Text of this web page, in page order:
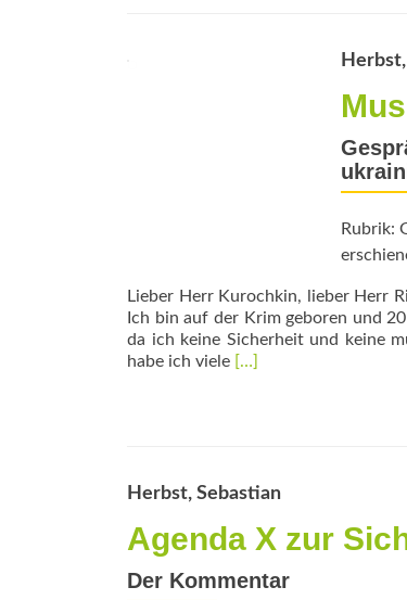
Rubrik:
Lieber Herr Kurochkin, lieber Herr
Ich bin auf der Krim geboren und
da ich keine Sicherheit und keine
habe ich viele Read
[…]
Herbst, Sebastian
Agenda X zur
Der Kommentar